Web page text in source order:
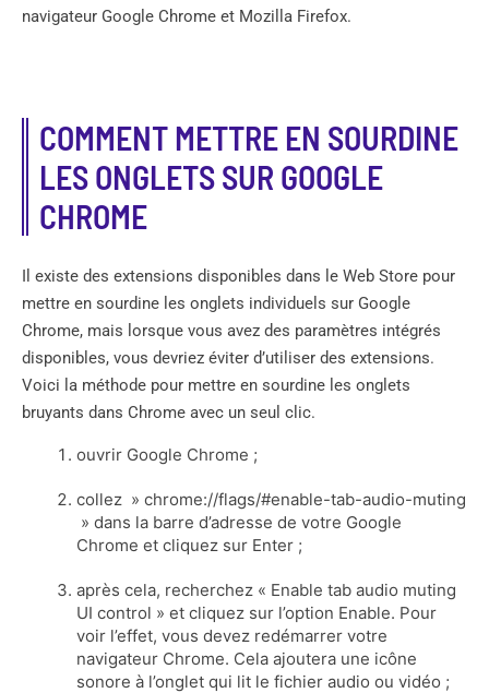
navigateur Google Chrome et Mozilla Firefox.
COMMENT METTRE EN SOURDINE
LES ONGLETS SUR GOOGLE
CHROME
Il existe des extensions disponibles dans le Web Store pour
mettre en sourdine les onglets individuels sur Google
Chrome, mais lorsque vous avez des paramètres intégrés
disponibles, vous devriez éviter d’utiliser des extensions.
Voici la méthode pour mettre en sourdine les onglets
bruyants dans Chrome avec un seul clic.
ouvrir Google Chrome ;
collez » chrome://flags/#enable-tab-audio-muting
» dans la barre d’adresse de votre Google
Chrome et cliquez sur Enter ;
après cela, recherchez « Enable tab audio muting
UI control » et cliquez sur l’option Enable. Pour
voir l’effet, vous devez redémarrer votre
navigateur Chrome. Cela ajoutera une icône
sonore à l’onglet qui lit le fichier audio ou vidéo ;